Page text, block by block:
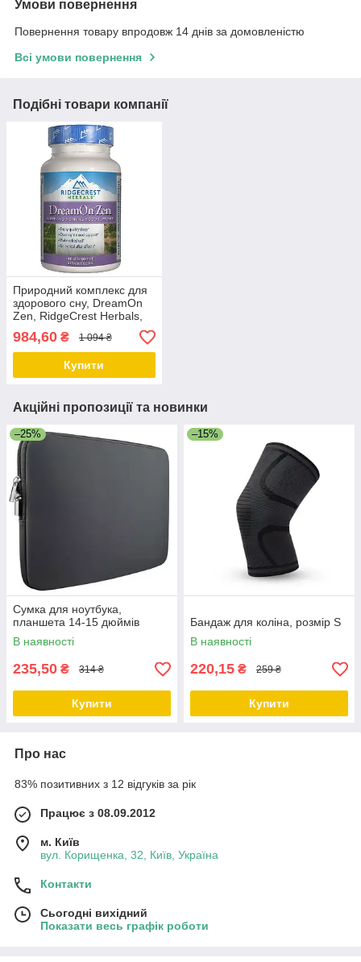
Умови повернення
Повернення товару впродовж 14 днів за домовленістю
Всі умови повернення
Подібні товари компанії
Природний комплекс для
здорового сну, DreamOn
Zen, RidgeCrest Herbals,
60 вегетаріанських капсул
984,60 ₴ 1 094 ₴
Купити
Акційні пропозиції та новинки
–25%
Сумка для ноутбука,
планшета 14-15 дюймів
В наявності
235,50 ₴ 314 ₴
Купити
–15%
Бандаж для коліна, розмір S
В наявності
220,15 ₴ 259 ₴
Купити
Про нас
83% позитивних з 12 відгуків за рік
Працює з 08.09.2012
м. Київ
вул. Корищенка, 32, Київ, Україна
Контакти
Сьогодні вихідний
Показати весь графік роботи